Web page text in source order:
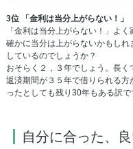
3位 「金利は当分上がらない！」
「金利は当分上がらない！」よ
確かに当分は上がらないかもし
しているのでしょうか？
おそらく２，３年でしょう。長く
返済期間が３５年で借りられる
ったとしても残り30年もある訳
自分に合った、良い住宅ローンの選び方３ス